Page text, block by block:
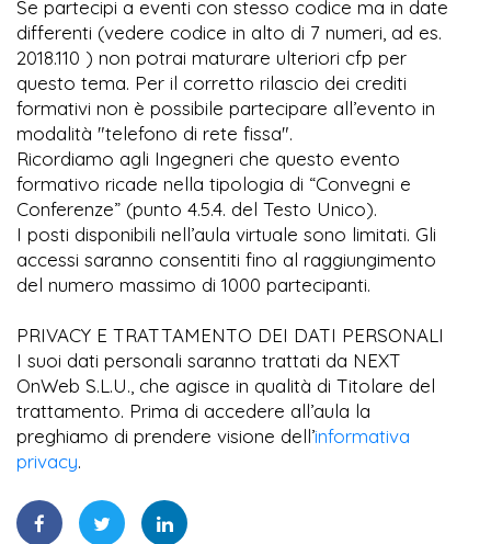
Se partecipi a eventi con stesso codice ma in date
differenti (vedere codice in alto di 7 numeri, ad es.
2018.110 ) non potrai maturare ulteriori cfp per
questo tema. Per il corretto rilascio dei crediti
formativi non è possibile partecipare all’evento in
modalità "telefono di rete fissa".
Ricordiamo agli Ingegneri che questo evento
formativo ricade nella tipologia di “Convegni e
Conferenze” (punto 4.5.4. del Testo Unico).
I posti disponibili nell’aula virtuale sono limitati. Gli
accessi saranno consentiti fino al raggiungimento
del numero massimo di 1000 partecipanti.
PRIVACY E TRATTAMENTO DEI DATI PERSONALI
I suoi dati personali saranno trattati da NEXT
OnWeb S.L.U., che agisce in qualità di Titolare del
trattamento. Prima di accedere all’aula la
preghiamo di prendere visione dell’informativa
privacy.